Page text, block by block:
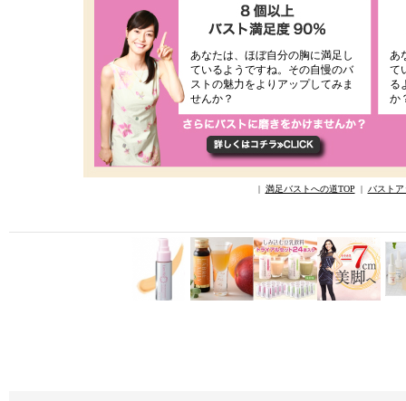
あなたは、ほぼ自分の胸に満足し
ているようですね。その自慢のバ
ストの魅力をよりアップしてみま
せんか？
あ
て
る
か
| 満足バストへの道TOP | バスト